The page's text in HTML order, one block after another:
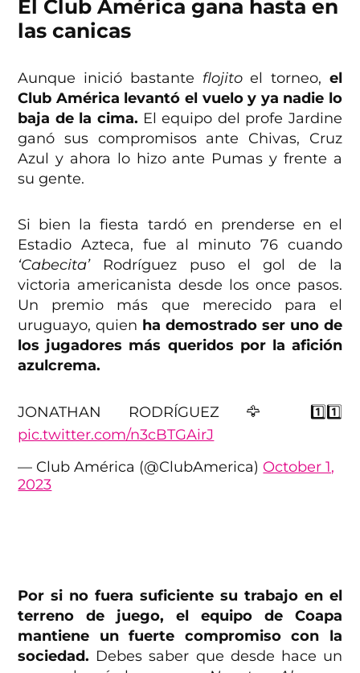
El Club América gana hasta en
las canicas
Aunque inició bastante flojitoel torneo, el
Club América levantó el vuelo y ya nadie lo
baja de la cima. El equipo del profe Jardine
ganó sus compromisos ante Chivas, Cruz
Azul y ahora lo hizo ante Pumas y frente a
su gente.
Si bien la fiesta tardó en prenderse en el
Estadio Azteca, fue al minuto 76 cuando
‘Cabecita’ Rodríguez puso el gol de la
victoria americanista desde los once pasos.
Un premio más que merecido para el
uruguayo, quien ha demostrado ser uno de
los jugadores más queridos por la afición
azulcrema.
JONATHAN RODRÍGUEZ 🦅 1️⃣1️⃣
pic.twitter.com/n3cBTGAirJ
— Club América (@ClubAmerica) October 1,
2023
Por si no fuera suficiente su trabajo en el
terreno de juego, el equipo de Coapa
mantiene un fuerte compromiso con la
sociedad. Debes saber que desde hace un